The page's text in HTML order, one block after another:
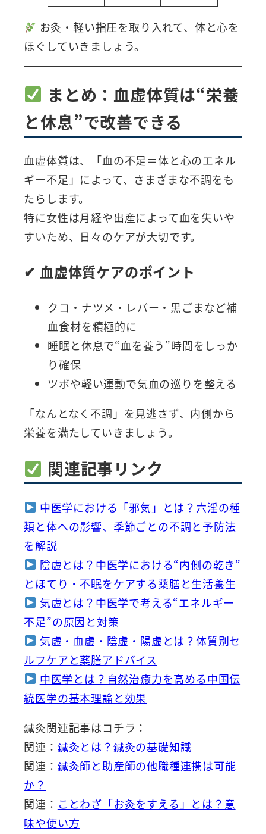
お灸・軽い指圧を取り入れて、体と心を
ほぐしていきましょう。
まとめ：血虚体質は“栄養
と休息”で改善できる
血虚体質は、「血の不足＝体と心のエネル
ギー不足」によって、さまざまな不調をも
たらします。
特に女性は月経や出産によって血を失いや
すいため、日々のケアが大切です。
✔ 血虚体質ケアのポイント
クコ・ナツメ・レバー・黒ごまなど補
血食材を積極的に
睡眠と休息で“血を養う”時間をしっか
り確保
ツボや軽い運動で気血の巡りを整える
「なんとなく不調」を見逃さず、内側から
栄養を満たしていきましょう。
関連記事リンク
中医学における「邪気」とは？六淫の種
類と体への影響、季節ごとの不調と予防法
を解説
陰虚とは？中医学における“内側の乾き”
とほてり・不眠をケアする薬膳と生活養生
気虚とは？中医学で考える“エネルギー
不足”の原因と対策
気虚・血虚・陰虚・陽虚とは？体質別セ
ルフケアと薬膳アドバイス
中医学とは？自然治癒力を高める中国伝
統医学の基本理論と効果
鍼灸関連記事はコチラ：
関連： 鍼灸とは？鍼灸の基礎知識
関連： 鍼灸師と助産師の他職種連携は可能
か？
関連： ことわざ「お灸をすえる」とは？意
味や使い方